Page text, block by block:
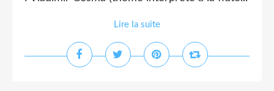
Lire la suite